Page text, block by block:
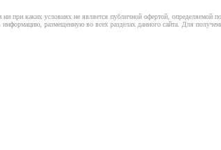
при каких условиях не является публичной офертой,
размещенную во всех разделах данного сайта. Для